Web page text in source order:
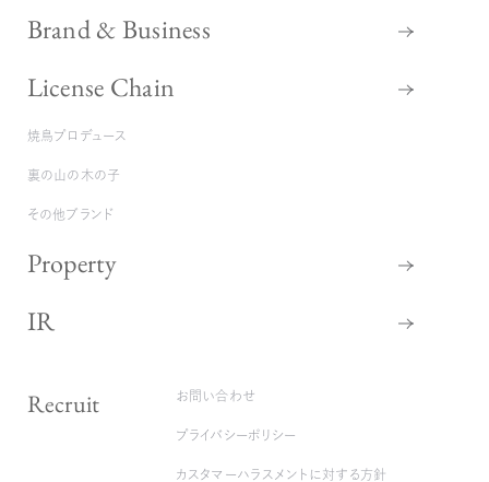
Brand & Business
License Chain
焼鳥プロデュース
裏の山の木の子
その他ブランド
Property
IR
Recruit お問い合わせ
プライバシーポリシー
カスタマーハラスメントに対する方針